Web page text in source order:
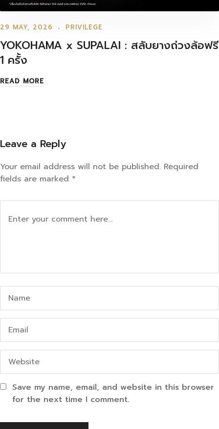
29 MAY, 2026 PRIVILEGE
YOKOHAMA x SUPALAI : สลับยางถ่วงล้อฟรี
1 ครั้ง
READ MORE
Leave a Reply
Your email address will not be published. Required
fields are marked *
Save my name, email, and website in this browser
for the next time I comment.